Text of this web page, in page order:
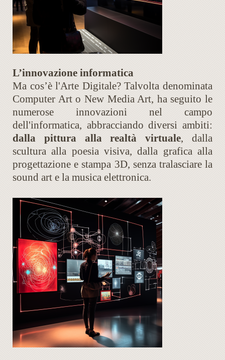
L’innovazione informatica
Ma cos’è l'Arte Digitale? Talvolta denominata
Computer Art o New Media Art, ha seguito le
numerose innovazioni nel campo
dell'informatica, abbracciando diversi ambiti:
dalla pittura alla realtà virtuale, dalla
scultura alla poesia visiva, dalla grafica alla
progettazione e stampa 3D, senza tralasciare la
sound art e la musica elettronica.